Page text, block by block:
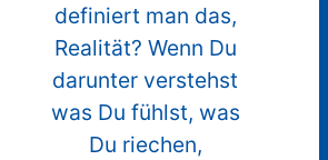
definiert man das,
Realität? Wenn Du
darunter verstehst
was Du fühlst, was
Du riechen,